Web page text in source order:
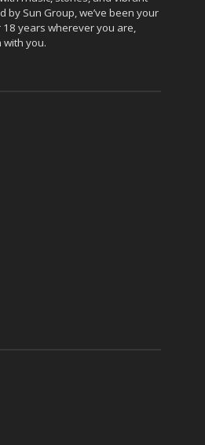
by Sun Group, we’ve been your
years wherever you are,
with you.